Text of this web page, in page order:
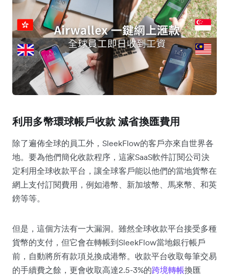
利用多幣環球帳戶收款 減省換匯費用
除了遍佈全球的員工外，SleekFlow的客戶亦來自世界各
地。要為他們簡化收款程序，這家SaaS軟件訂閱公司決
定利用全球收款平台，讓全球客戶能以他們的當地貨幣在
網上支付訂閱費用，例如港幣、新加坡幣、馬來幣、和英
鎊等等。
但是，這個方法有一大漏洞。雖然全球收款平台接受多種
貨幣的支付，但它會在轉帳到SleekFlow當地銀行帳戶
前，自動將所有款項兑換成港幣。收款平台收取每筆交易
的手續費之餘，更會收取高達2.5-3%的跨境轉帳換匯